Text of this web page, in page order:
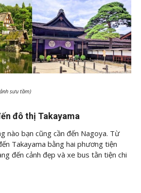
sưu tầm)
đô thị Takayama
nào bạn cũng cần đến Nagoya. Từ
Takayama bằng hai phương tiện
đến cảnh đẹp và xe bus tằn tiện chi